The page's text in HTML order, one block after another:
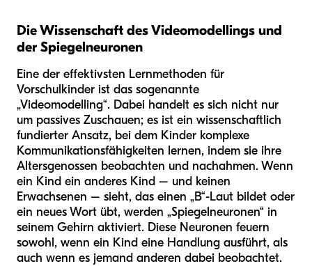
Die Wissenschaft des Videomodellings und
der Spiegelneuronen
Eine der effektivsten Lernmethoden für
Vorschulkinder ist das sogenannte
„Videomodelling“. Dabei handelt es sich nicht nur
um passives Zuschauen; es ist ein wissenschaftlich
fundierter Ansatz, bei dem Kinder komplexe
Kommunikationsfähigkeiten lernen, indem sie ihre
Altersgenossen beobachten und nachahmen. Wenn
ein Kind ein anderes Kind – und keinen
Erwachsenen – sieht, das einen „B“-Laut bildet oder
ein neues Wort übt, werden „Spiegelneuronen“ in
seinem Gehirn aktiviert. Diese Neuronen feuern
sowohl, wenn ein Kind eine Handlung ausführt, als
auch wenn es jemand anderen dabei beobachtet.